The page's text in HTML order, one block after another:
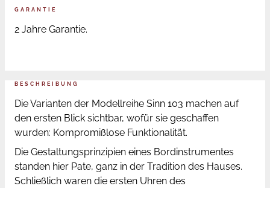
GARANTIE
2 Jahre Garantie.
BESCHREIBUNG
Die Varianten der Modellreihe Sinn 103 machen auf
den ersten Blick sichtbar, wofür sie geschaffen
wurden: Kompromißlose Funktionalität.
Die Gestaltungsprinzipien eines Bordinstrumentes
standen hier Pate, ganz in der Tradition des Hauses.
Schließlich waren die ersten Uhren des